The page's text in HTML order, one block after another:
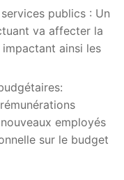
publics : Un
va affecter la
ainsi les
employés
sur le budget